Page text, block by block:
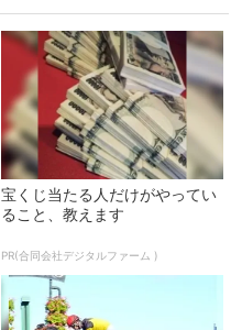
宝くじ当たる人だけがやってい
ること、教えます
PR(合同会社デジタルファーム )